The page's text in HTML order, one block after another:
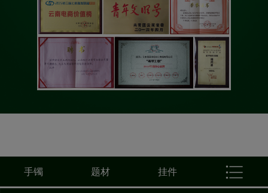
手镯 题材 挂件